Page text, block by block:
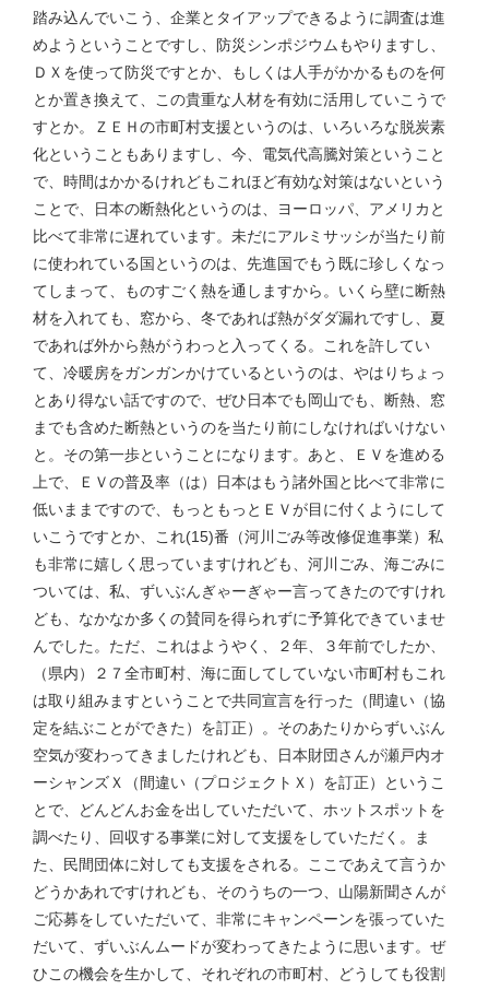
踏み込んでいこう、企業とタイアップできるように調査は進
めようということですし、防災シンポジウムもやりますし、
ＤＸを使って防災ですとか、もしくは人手がかかるものを何
とか置き換えて、この貴重な人材を有効に活用していこうで
すとか。ＺＥＨの市町村支援というのは、いろいろな脱炭素
化ということもありますし、今、電気代高騰対策ということ
で、時間はかかるけれどもこれほど有効な対策はないという
ことで、日本の断熱化というのは、ヨーロッパ、アメリカと
比べて非常に遅れています。未だにアルミサッシが当たり前
に使われている国というのは、先進国でもう既に珍しくなっ
てしまって、ものすごく熱を通しますから。いくら壁に断熱
材を入れても、窓から、冬であれば熱がダダ漏れですし、夏
であれば外から熱がうわっと入ってくる。これを許してい
て、冷暖房をガンガンかけているというのは、やはりちょっ
とあり得ない話ですので、ぜひ日本でも岡山でも、断熱、窓
までも含めた断熱というのを当たり前にしなければいけない
と。その第一歩ということになります。あと、ＥＶを進める
上で、ＥＶの普及率（は）日本はもう諸外国と比べて非常に
低いままですので、もっともっとＥＶが目に付くようにして
いこうですとか、これ(15)番（河川ごみ等改修促進事業）私
も非常に嬉しく思っていますけれども、河川ごみ、海ごみに
ついては、私、ずいぶんぎゃーぎゃー言ってきたのですけれ
ども、なかなか多くの賛同を得られずに予算化できていませ
んでした。ただ、これはようやく、２年、３年前でしたか、
（県内）２７全市町村、海に面してしていない市町村もこれ
は取り組みますということで共同宣言を行った（間違い（協
定を結ぶことができた）を訂正）。そのあたりからずいぶん
空気が変わってきましたけれども、日本財団さんが瀬戸内オ
ーシャンズＸ（間違い（プロジェクトＸ）を訂正）というこ
とで、どんどんお金を出していただいて、ホットスポットを
調べたり、回収する事業に対して支援をしていただく。ま
た、民間団体に対しても支援をされる。ここであえて言うか
どうかあれですけれども、そのうちの一つ、山陽新聞さんが
ご応募をしていただいて、非常にキャンペーンを張っていた
だいて、ずいぶんムードが変わってきたように思います。ぜ
ひこの機会を生かして、それぞれの市町村、どうしても役割